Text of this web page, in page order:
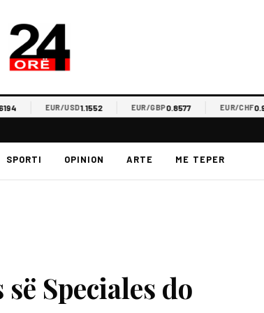
EUR/USD1.1552 EUR/GBP0.8577 EUR/CHF0.9328
SPORTI OPINION ARTE ME TEPER
Speciales do